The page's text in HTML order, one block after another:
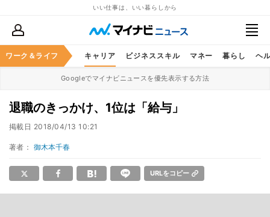
いい仕事は、いい暮らしから
ワーク＆ライフ キャリア ビジネススキル マネー 暮らし ヘ
Googleでマイナビニュースを優先表示する方法
退職のきっかけ、1位は「給与」
掲載日 2018/04/13 10:21
著者： 御木本千春
URLをコピー